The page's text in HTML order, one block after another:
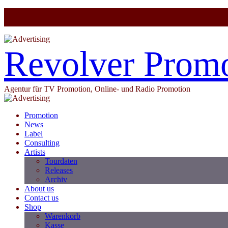
Revolver
Agentur für TV Promotion, Online- und Radio Promotion
Promotion
News
Label
Consulting
Artists
Tourdaten
Releases
Archiv
About us
Contact us
Shop
Warenkorb
Kasse